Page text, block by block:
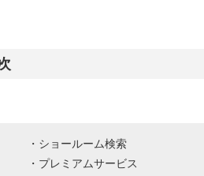
ショールーム検索
プレミアムサービス